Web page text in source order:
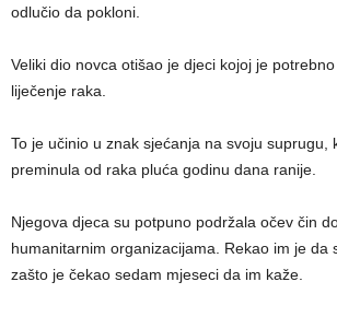
odlučio da pokloni.
Veliki dio novca otišao je djeci kojoj je
liječenje raka.
To je učinio u znak sjećanja na svoju suprugu,
preminula od raka pluća godinu dana ranije.
Njegova djeca su potpuno podržala očev čin
humanitarnim organizacijama. Rekao im je da
zašto je čekao sedam mjeseci da im kaže.